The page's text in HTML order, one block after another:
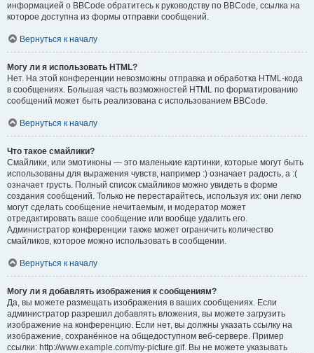
информацией о BBCode обратитесь к руководству по BBCode, ссылка на
которое доступна из формы отправки сообщений.
Вернуться к началу
Могу ли я использовать HTML?
Нет. На этой конференции невозможны отправка и обработка HTML-кода
в сообщениях. Большая часть возможностей HTML по форматированию
сообщений может быть реализована с использованием BBCode.
Вернуться к началу
Что такое смайлики?
Смайлики, или эмотиконы — это маленькие картинки, которые могут быть
использованы для выражения чувств, например :) означает радость, а :(
означает грусть. Полный список смайликов можно увидеть в форме
создания сообщений. Только не перестарайтесь, используя их: они легко
могут сделать сообщение нечитаемым, и модератор может
отредактировать ваше сообщение или вообще удалить его.
Администратор конференции также может ограничить количество
смайликов, которое можно использовать в сообщении.
Вернуться к началу
Могу ли я добавлять изображения к сообщениям?
Да, вы можете размещать изображения в ваших сообщениях. Если
администратор разрешил добавлять вложения, вы можете загрузить
изображение на конференцию. Если нет, вы должны указать ссылку на
изображение, сохранённое на общедоступном веб-сервере. Пример
ссылки: http://www.example.com/my-picture.gif. Вы не можете указывать